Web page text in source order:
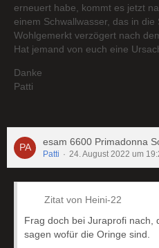
erneuert habe, kommt es jetzt
einem Schwallwasser, das in die
Wohlgemerkt verzögert nach
Hat jemand von euch eine
Danke
Patti
esam 6600 Primadonna
Patti 24. August 2022 um
Zitat von Heini-22
Frag doch bei Juraprofi nach,
sagen wofür die Oringe sind.